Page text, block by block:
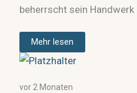
beherrscht sein Handwerk
Mehr lesen
vor 2 Monaten